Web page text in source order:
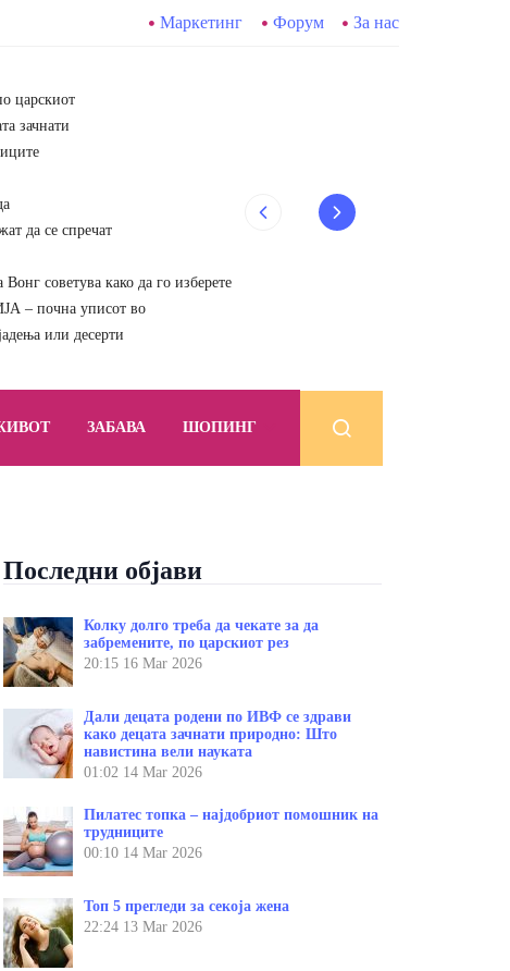
Маркетинг Форум За нас
царскиот
зачнати
да се спречат
советува како да го изберете
почна уписот во
или десерти
ЗАБАВА ШОПИНГ
Последни објави
Колку долго треба да чекате за да
забремените, по царскиот рез
20:15 16 Mar 2026
Дали децата родени по ИВФ се здрави
како децата зачнати природно: Што
навистина вели науката
01:02 14 Mar 2026
Пилатес топка – најдобриот помошник на
трудниците
00:10 14 Mar 2026
Топ 5 прегледи за секоја жена
22:24 13 Mar 2026